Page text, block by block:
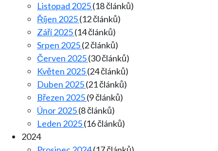
Listopad 2025(18 článků)
Říjen 2025(12 článků)
Září 2025(14 článků)
Srpen 2025(2 článků)
Červen 2025(30 článků)
Květen 2025(24 článků)
Duben 2025(21 článků)
Březen 2025(9 článků)
Únor 2025(8 článků)
Leden 2025(16 článků)
2024